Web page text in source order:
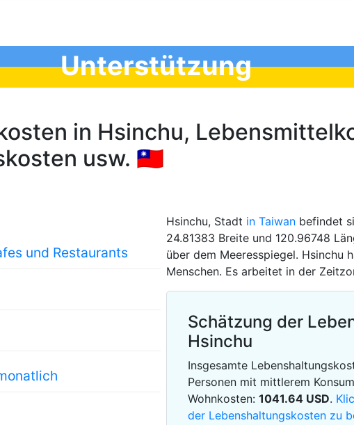
Unterstützung
in Hsinchu,
usw. 🇹🇼
und Restaurants
Hsinchu, Stadt in Taiwan befindet
24.81383 Breite und 120.96748
über dem Meeresspiegel. Hsinchu
Menschen. Es arbeitet in der
Schätzung der
Hsinchu
Insgesamte
Personen mit mittlerem
Wohnkosten: 1041.64 USD.
der Lebenshaltungskosten zu